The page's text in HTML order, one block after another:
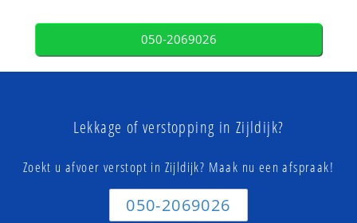
050-2069026
Lekkage of verstopping in Zijldijk?
Zoekt u afvoer verstopt in Zijldijk? Maak nu een afspraak!
050-2069026